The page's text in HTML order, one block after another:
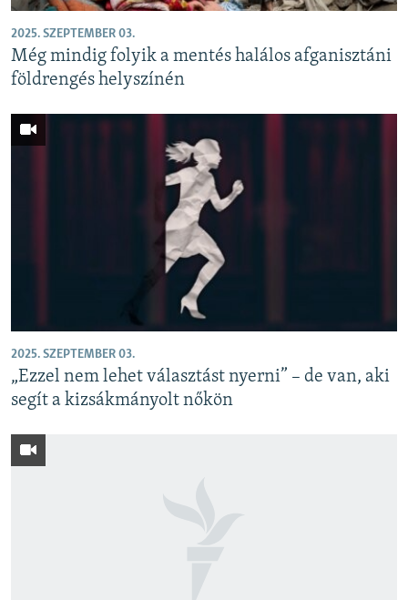
2025. SZEPTEMBER 03.
Még mindig folyik a mentés halálos afganisztáni
földrengés helyszínén
2025. SZEPTEMBER 03.
„Ezzel nem lehet választást nyerni” – de van, aki
segít a kizsákmányolt nőkön